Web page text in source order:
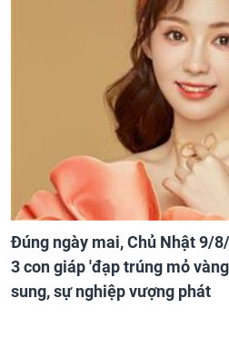
Đúng ngày mai, Chủ Nhật 9/
3 con giáp 'đạp trúng mỏ
sung, sự nghiệp vượng phát